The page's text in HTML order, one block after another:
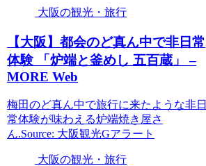
大阪の観光・旅行
【大阪 】都会のど真ん中で非日常
体験 「炉端と釜めし 五百蔵」 –
MORE Web
梅田のど真ん中で旅行に来たような非日
常体験が味わえる炉端焼き屋さ
ん.Source: 大阪観光Gアラート
大阪の観光・旅行